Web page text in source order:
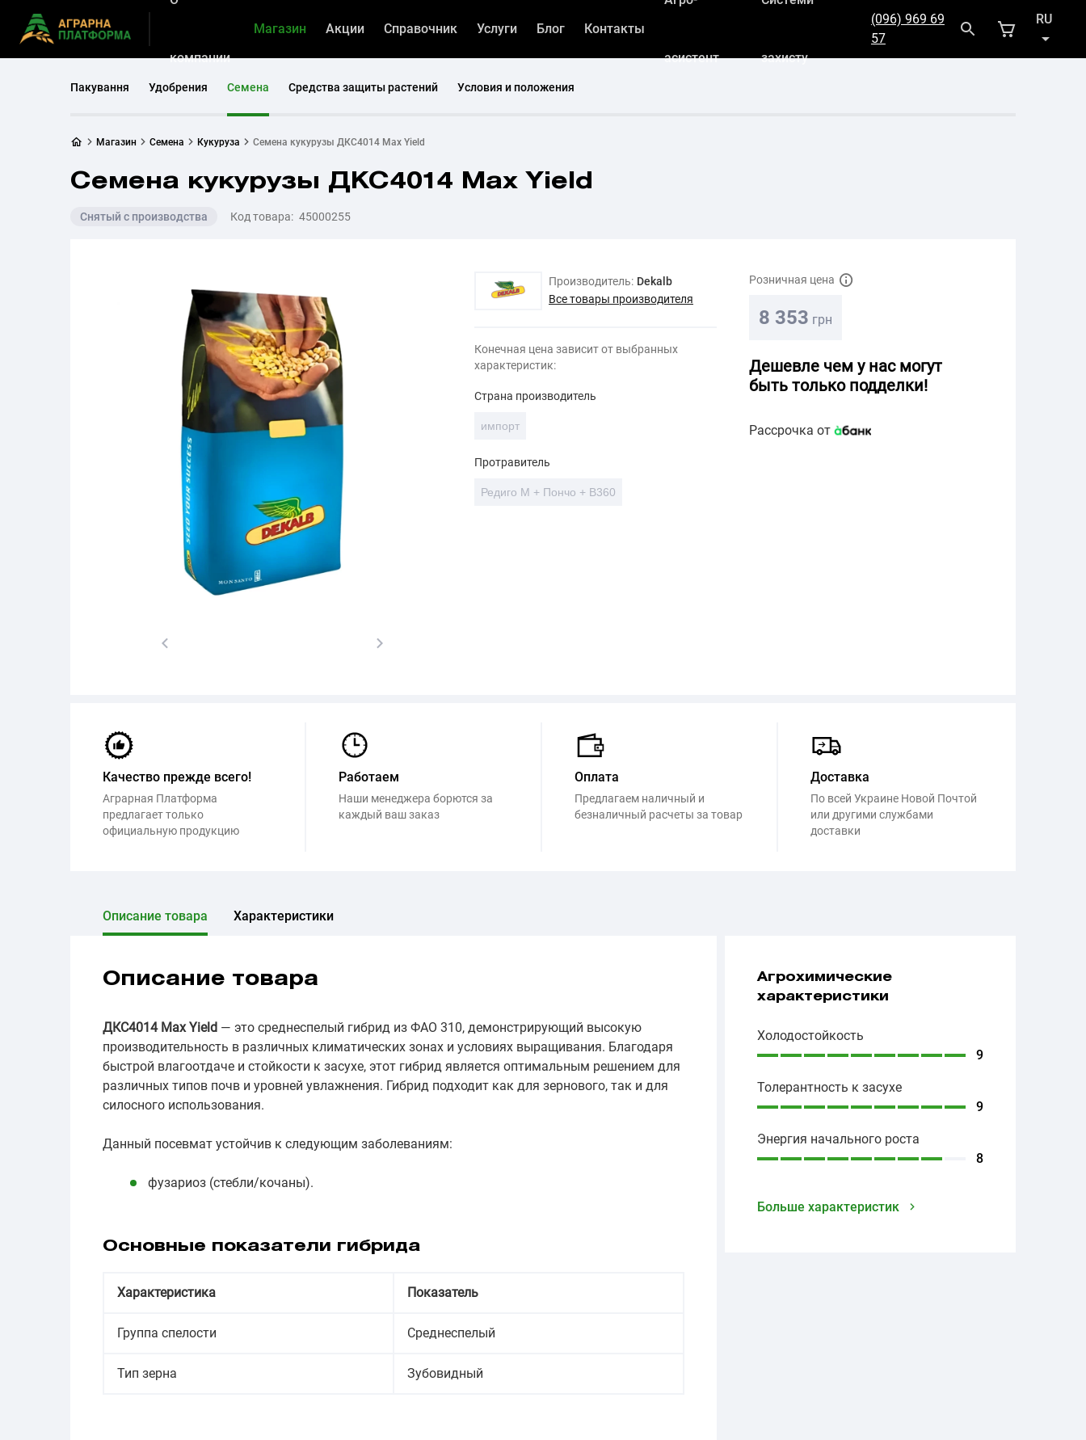
компании
Магазин Акции Справочник Услуги Блог Контакты
асистент захисту
(096) 969 69
57
RU
UK
Пакування Удобрения Семена Средства защиты растений Условия и положения
Магазин Семена Кукуруза Семена кукурузы ДКС4014 Max Yield
Семена кукурузы ДКС4014 Max Yield
Снятый с производства Код товара: 45000255
Производитель: Dekalb
Все товары производителя
Конечная цена зависит от выбранных
характеристик:
Страна производитель
импорт
Протравитель
Редиго М + Пончо + В360
Розничная цена
8 353 грн
Дешевле чем у нас могут
быть только подделки!
Рассрочка от
Качество прежде всего!
Аграрная Платформа
предлагает только
официальную продукцию
Работаем
Наши менеджера борются за
каждый ваш заказ
Оплата
Предлагаем наличный и
безналичный расчеты за товар
Доставка
По всей Украине Новой Почтой
или другими службами
доставки
Описание товара Характеристики
Описание товара
ДКС4014 Max Yield — это среднеспелый гибрид из ФАО 310, демонстрирующий высокую
производительность в различных климатических зонах и условиях выращивания. Благодаря
быстрой влагоотдаче и стойкости к засухе, этот гибрид является оптимальным решением для
различных типов почв и уровней увлажнения. Гибрид подходит как для зернового, так и для
силосного использования.
Данный посевмат устойчив к следующим заболеваниям:
фузариоз (стебли/кочаны).
Основные показатели гибрида
Характеристика Показатель
Группа спелости Среднеспелый
Тип зерна Зубовидный
Агрохимические
характеристики
Холодостойкость
9
Толерантность к засухе
9
Энергия начального роста
8
Больше характеристик